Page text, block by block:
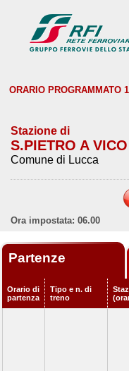
ORARIO PROGRAMMATO
Stazione di
S.PIETRO A VICO
Comune di Lucca
Ora impostata: 06.00
Partenze
Orario di
partenza
Tipo e n. di
treno